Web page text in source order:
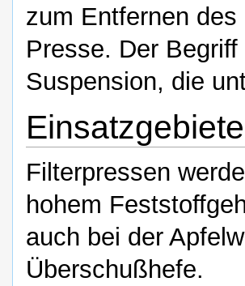
zum Entfernen
Presse. Der
Suspension, die
Einsatzgebiete
Filterpressen
hohem
auch bei der
Überschußhefe.